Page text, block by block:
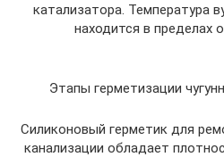
катализатора. Температура
находится в пределах
Этапы герметизации
Силиконовый герметик для
канализации обладает